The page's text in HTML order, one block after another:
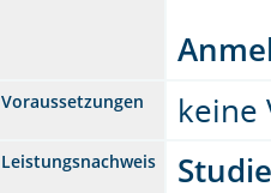
Voraussetzungen keine
Leistungsnachweis